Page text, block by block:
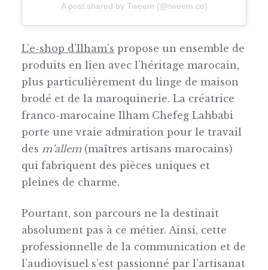
A post shared by Tweem (@tweem.co)
L’e-shop d’Ilham’s propose un ensemble de
produits en lien avec l’héritage marocain,
plus particulièrement du linge de maison
brodé et de la maroquinerie. La créatrice
franco-marocaine Ilham Chefeg Lahbabi
porte une vraie admiration pour le travail
des m’allem(maîtres artisans marocains)
qui fabriquent des pièces uniques et
pleines de charme.
Pourtant, son parcours ne la destinait
absolument pas à ce métier. Ainsi, cette
professionnelle de la communication et de
l’audiovisuel s’est passionné par l’artisanat